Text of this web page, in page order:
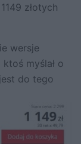
złotych
wersje
myślał o
do tego